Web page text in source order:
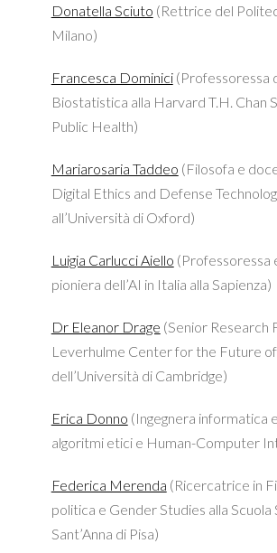
Donatella Sciuto (Rettrice del
Milano)
Francesca Dominici(Professoressa
Biostatistica alla Harvard T.H. Chan
Public Health)
Mariarosaria Taddeo (Filosofa e
Digital Ethics and Defense
all’Università di Oxford)
Luigia Carlucci Aiello (Professoressa
pioniera dell’AI in Italia alla Sapienza)
Dr Eleanor Drage (Senior Research
Leverhulme Center for the Future
dell’Università di Cambridge)
Erica Donno (Ingegnera informatica
algoritmi etici e Human-Computer
Federica Merenda (Ricercatrice in
politica e Gender Studies alla Scuola
Sant’Anna di Pisa)